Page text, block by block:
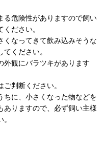
る危険性がありますので飼い
ださい。
くなってきて飲み込みそうな
ください。
外観にバラツキがあります
判断ください。
ちに、小さくなった物などを
ありますので、必ず飼い主様